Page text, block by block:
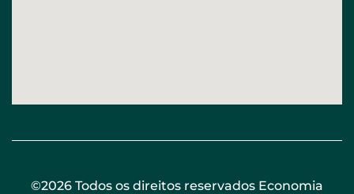
©2026 Todos os direitos reservados Economia